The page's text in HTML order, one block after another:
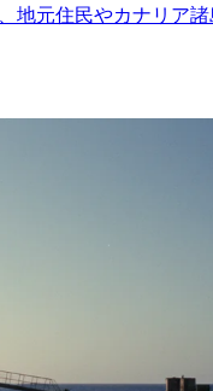
元住民やカナリア